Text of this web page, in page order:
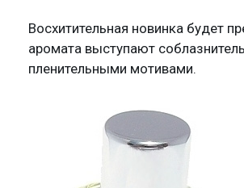
Восхитительная новинка будет
аромата выступают
пленительными мотивами.